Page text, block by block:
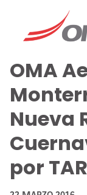
OMA
Nueva
por